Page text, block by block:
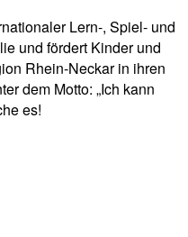
Lern-, Spiel- und
und fördert Kinder und
Rhein-Neckar in ihren
dem Motto: „Ich kann
es!